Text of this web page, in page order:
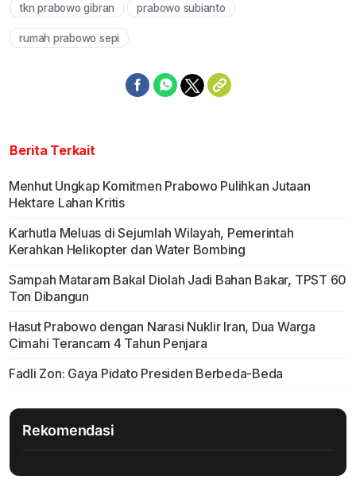
tkn prabowo gibran prabowo subianto
rumah prabowo sepi
Berita Terkait
Menhut Ungkap Komitmen Prabowo Pulihkan Jutaan
Hektare Lahan Kritis
Karhutla Meluas di Sejumlah Wilayah, Pemerintah
Kerahkan Helikopter dan Water Bombing
Sampah Mataram Bakal Diolah Jadi Bahan Bakar, TPST 60
Ton Dibangun
Hasut Prabowo dengan Narasi Nuklir Iran, Dua Warga
Cimahi Terancam 4 Tahun Penjara
Fadli Zon: Gaya Pidato Presiden Berbeda-Beda
Rekomendasi